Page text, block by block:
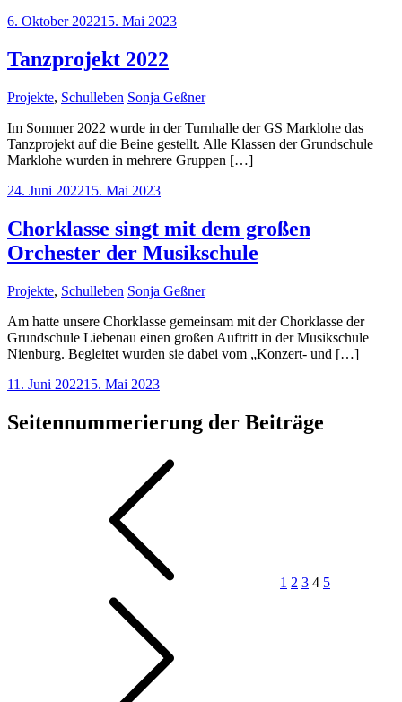
6. Oktober 202215. Mai 2023
Tanzprojekt 2022
Projekte, Schulleben Sonja Geßner
Im Sommer 2022 wurde in der Turnhalle der GS Marklohe das
Tanzprojekt auf die Beine gestellt. Alle Klassen der Grundschule
Marklohe wurden in mehrere Gruppen […]
24. Juni 202215. Mai 2023
Chorklasse singt mit dem großen
Orchester der Musikschule
Projekte, Schulleben Sonja Geßner
Am hatte unsere Chorklasse gemeinsam mit der Chorklasse der
Grundschule Liebenau einen großen Auftritt in der Musikschule
Nienburg. Begleitet wurden sie dabei vom „Konzert- und […]
11. Juni 202215. Mai 2023
Seitennummerierung der Beiträge
1 2 3 4 5